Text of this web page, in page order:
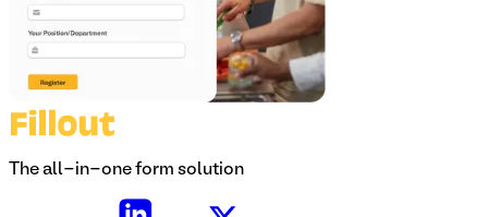
The all-in-one form solution